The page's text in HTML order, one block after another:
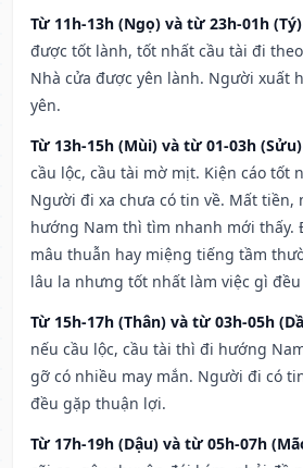
Từ 11h-13h (Ngọ) và từ 23h-01h (Tý)
được tốt lành, tốt nhất cầu tài đi
Nhà cửa được yên lành. Người xuất
yên.
Từ 13h-15h (Mùi) và từ 01-03h (Sửu)
cầu lộc, cầu tài mờ mịt. Kiện cáo tốt
Người đi xa chưa có tin về. Mất tiền,
hướng Nam thì tìm nhanh mới thấy.
mâu thuẫn hay miệng tiếng tầm
lâu la nhưng tốt nhất làm việc gì đều
Từ 15h-17h (Thân) và từ 03h-05h
nếu cầu lộc, cầu tài thì đi hướng
gỡ có nhiều may mắn. Người đi có
đều gặp thuận lợi.
Từ 17h-19h (Dậu) và từ 05h-07h